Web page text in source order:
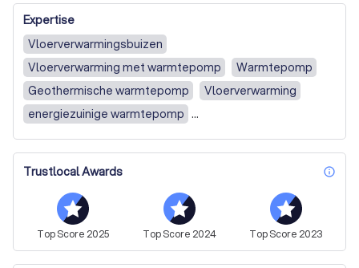
Onze visie is dan ook dat we door het aftoetsen  van
volgende parameters:
energiezuinigheid, comfort en budget onze klanten
begeleiden naar een zorgeloos HVAC systeem voor hun
persoonlijk project.
Expertise
Vloerverwarmingsbuizen
Vloerverwarming met warmtepomp
Warmtepomp
Geothermische warmtepomp
Vloerverwarming
energiezuinige warmtepomp
Bodem/water warmtepomp
Elektrische warmtepomp
Zonnepanelen
Lucht/water warmtepomp
Hybride warmtepomp
Vloer/Console Airco
Particulieren
Bedrijven Mobiele Airco
Ventilatie
Trustlocal Awards
TopScore 2025 TopScore 2024 TopScore 2023